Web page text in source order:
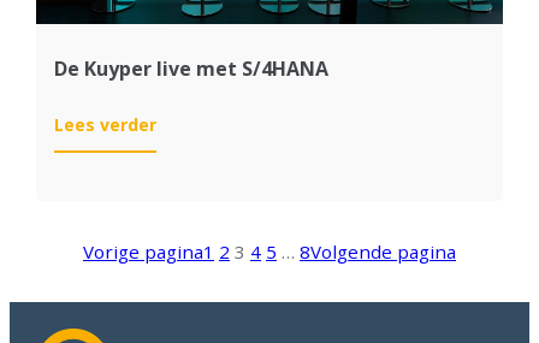
De Kuyper live met S/4HANA
Lees verder:
De
S/4HANA
Vorige pagina1 2 3 4 5 … 8Volgende pagina